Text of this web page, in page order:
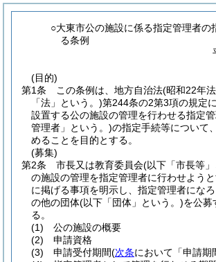
○大東市公の施設に係る指定管理者の
る条例
(目的)
第1条
この条例は、地方自治法(昭和22年
「法」という。)第244条の2第3項の規定
設置する公の施設の管理を行わせる指定
管理者」という。)の指定手続等について
めることを目的とする。
(募集)
第2条
市長又は教育委員会(以下「市長等
の施設の管理を指定管理者に行わせよう
に掲げる事項を明示し、指定管理者にな
の他の団体(以下「団体」という。)を公募
る。
(1)
公の施設の概要
(2)
申請資格
(3)
申請受付期間(次条において「申請期